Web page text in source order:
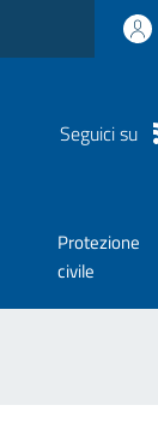
Seguici su
Protezione
civile